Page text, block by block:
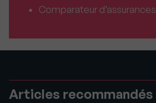
Comparateur d’assurances
Articles recommandés